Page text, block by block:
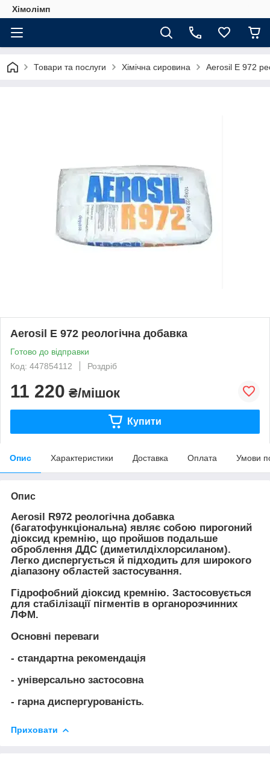
Хімолімп
Товари та послуги Хімічна сировина Aerosil E 972
Aerosil E 972 реологічна добавка
Готово до відправки
Код: 447854112
Роздріб
11 220 ₴/мішок
Купити
Опис Характеристики Доставка Оплата Умови
Опис
Aerosil R972 реологічна добавка
(багатофункціональна) являє собою пирогоний
діоксид кремнію, що пройшов подальше
оброблення ДДС (диметилдіхлорсиланом).
Легко диспергується й підходить для широкого
діапазону областей застосування.
Гідрофобний діоксид кремнію. Застосовується
для стабілізації пігментів в органорозчинних
ЛФМ.
Основні переваги
- стандартна рекомендація
- універсально застосовна
- гарна диспергурованість.
Приховати